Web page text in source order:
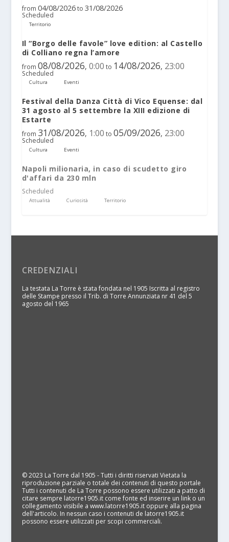
from 04/08/2026 to 31/08/2026
Scheduled
Territorio
Il “Borgo delle favole” love edition: al Castello
di Colliano regna l’amore
from 08/08/2026, 0:00 to 14/08/2026, 23:00
Scheduled
Cultura Eventi
Festival della Danza Città di Vico Equense: dal
31 agosto al 5 settembre la XIII edizione di
Estarte
from 31/08/2026, 1:00 to 05/09/2026, 23:00
Scheduled
Cultura Eventi
Napoli milionaria, in caso di scudetto giro
d'affari da 230 mln
Scheduled
Attualità Curiosità Territorio
CREDENZIALI
La testata La Torre è stata fondata nel 1905 Iscritta al registro
delle Stampe presso il Trib. di Torre Annunziata nr 41 del 5
agosto del 1965
© 2023 La Torre dal 1905 - Tutti i diritti riservati Vietata la
riproduzione parziale o totale dei contenuti di questo portale
Tutti i contenuti de La Torre possono essere utilizzati a patto di
citare sempre latorre1905.it come fonte ed inserire un link o un
collegamento visibile a www.latorre1905.it oppure alla pagina
dell'articolo. In nessun caso i contenuti de latorre1905.it
possono essere utilizzati per scopi commerciali.